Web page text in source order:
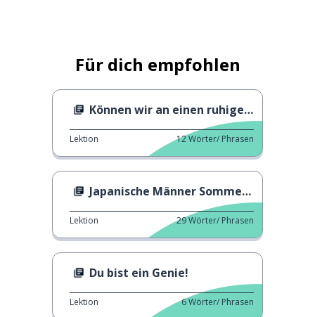
Für dich empfohlen
Können wir an einen ruhigeren Ort gehen?
Lektion 12Wörter/ Phrasen
Japanische Männer Sommerzeit
Lektion 29Wörter/ Phrasen
Du bist ein Genie!
Lektion 6Wörter/ Phrasen